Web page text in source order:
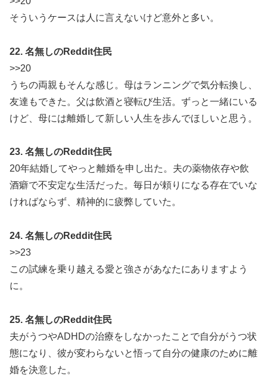
そういうケースは人に言えないけど意外と多い。
22. 名無しのReddit住民
>>20
うちの両親もそんな感じ。母はランニングで気分転換し、
友達もできた。父は飲酒と寝転び生活。ずっと一緒にいる
けど、母には離婚して新しい人生を歩んでほしいと思う。
23. 名無しのReddit住民
20年結婚してやっと離婚を申し出た。夫の薬物依存や飲
酒癖で不安定な生活だった。毎日が頼りになる存在でいな
ければならず、精神的に疲弊していた。
24. 名無しのReddit住民
>>23
この試練を乗り越える愛と強さがあなたにありますよう
に。
25. 名無しのReddit住民
夫がうつやADHDの治療をしなかったことで自分がうつ状
態になり、彼が変わらないと悟って自分の健康のために離
婚を決意した。